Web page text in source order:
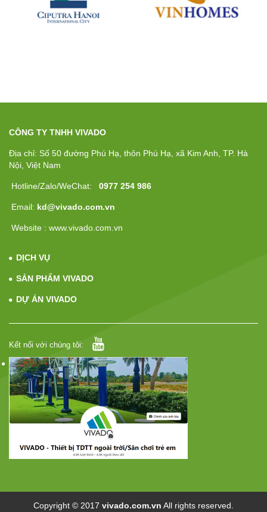
CÔNG TY TNHH VIVADO
Địa chỉ: Số 50 đường Phú Hạ, thôn Phú Hạ, xã Kim Anh, TP. Hà
Nội, Việt Nam
Hotline/Zalo/WeChat: 0977 254 986
Email: kd@vivado.com.vn
Website : www.vivado.com.vn
DỊCH VỤ
SẢN PHẨM VIVADO
DỰ ÁN VIVADO
Kết nối với chúng tôi:
Copyright © 2017 vivado.com.vn All rights reserved.